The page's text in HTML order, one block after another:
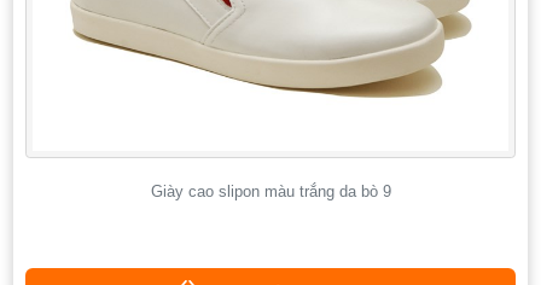
Giày cao slipon màu trắng da bò 9